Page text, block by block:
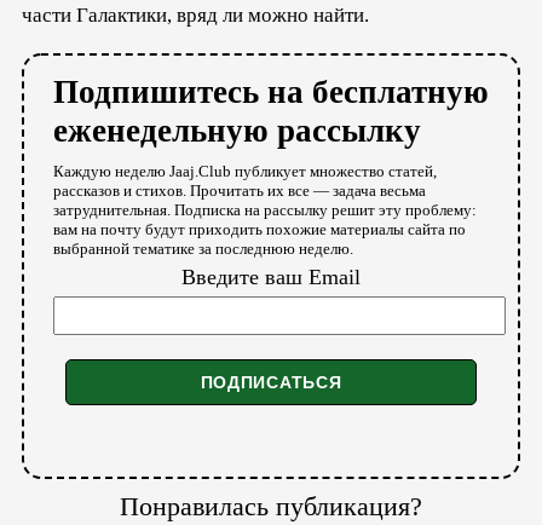
части Галактики, вряд ли можно найти.
Подпишитесь на бесплатную
еженедельную рассылку
Каждую неделю Jaaj.Club публикует множество статей,
рассказов и стихов. Прочитать их все — задача весьма
затруднительная. Подписка на рассылку решит эту проблему:
вам на почту будут приходить похожие материалы сайта по
выбранной тематике за последнюю неделю.
Введите ваш Email
Понравилась публикация?